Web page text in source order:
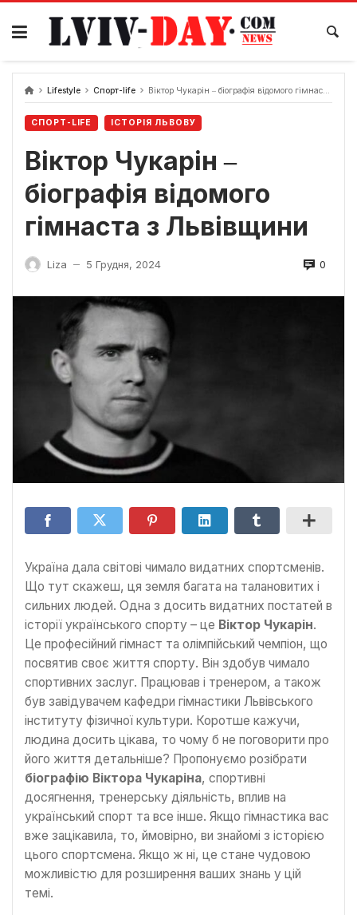
Skip
content
Lifestyle Спорт-life Віктор Чукарін ‒ біографія відомого гімнаста з Львівщини
СПОРТ-LIFE ІСТОРІЯ ЛЬВОВУ
Віктор Чукарін ‒
біографія відомого
гімнаста з Львівщини
Liza — 5 Грудня, 2024 0
Україна дала світові чимало видатних спортсменів.
Що тут скажеш, ця земля багата на талановитих і
сильних людей. Одна з досить видатних постатей в
історії українського спорту – це Віктор Чукарін.
Це професійний гімнаст та олімпійський чемпіон, що
посвятив своє життя спорту. Він здобув чимало
спортивних заслуг. Працював і тренером, а також
був завідувачем кафедри гімнастики Львівського
інституту фізичної культури. Коротше кажучи,
людина досить цікава, то чому б не поговорити про
його життя детальніше? Пропонуємо розібрати
біографію Віктора Чукаріна, спортивні
досягнення, тренерську діяльність, вплив на
український спорт та все інше. Якщо гімнастика вас
вже зацікавила, то, ймовірно, ви знайомі з історією
цього спортсмена. Якщо ж ні, це стане чудовою
можливістю для розширення ваших знань у цій
темі.